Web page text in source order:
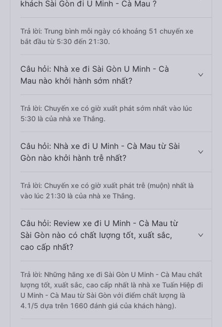
khách Sài Gòn đi U Minh - Cà Mau ?
Trả lời: Trung bình mỗi ngày có khoảng 51 chuyến xe
bắt đầu từ 5:30 đến 21:30.
Câu hỏi: Nhà xe đi Sài Gòn U Minh - Cà
Mau nào khởi hành sớm nhất?
Trả lời: Chuyến xe có giờ xuất phát sớm nhất vào lúc
5:30 là của nhà xe Thắng.
Câu hỏi: Nhà xe đi U Minh - Cà Mau từ Sài
Gòn nào khởi hành trễ nhất?
Trả lời: Chuyến xe có giờ xuất phát trễ (muộn) nhất là
vào lúc 21:30 là của nhà xe Thắng.
Câu hỏi: Review xe đi U Minh - Cà Mau từ
Sài Gòn nào có chất lượng tốt, xuất sắc,
cao cấp nhất?
Trả lời: Những hãng xe đi Sài Gòn U Minh - Cà Mau chất
lượng tốt, xuất sắc, cao cấp nhất là nhà xe Tuấn Hiệp đi
U Minh - Cà Mau từ Sài Gòn với điểm chất lượng là
4.1/5 dựa trên 1660 đánh giá của khách hàng).